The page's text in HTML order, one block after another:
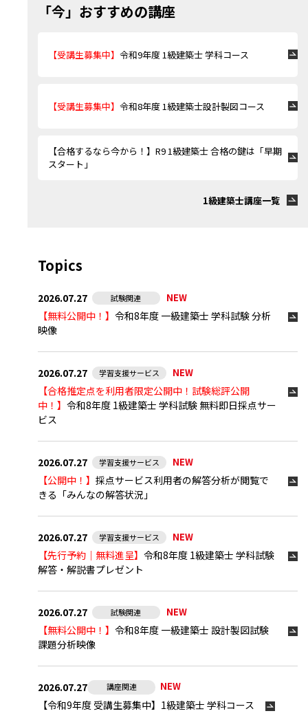
「今」おすすめの講座
【受講生募集中】 令和9年度 1級建築士 学科コース
【受講生募集中】 令和8年度 1級建築士設計製図コース
【合格するなら今から！】R9 1級建築士 合格の鍵は「早期
スタート」
1級建築士講座一覧
Topics
2026.07.27 試験関連 NEW
【無料公開中！】 令和8年度 一級建築士 学科試験 分析
映像
2026.07.27 学習支援サービス NEW
【合格推定点を利用者限定公開中！試験総評公開
中！】 令和8年度 1級建築士 学科試験 無料即日採点サー
ビス
2026.07.27 学習支援サービス NEW
【公開中！】 採点サービス利用者の解答分析が閲覧で
きる「みんなの解答状況」
2026.07.27 学習支援サービス NEW
【先行予約｜無料進呈】 令和8年度 1級建築士 学科試験
解答・解説書プレゼント
2026.07.27 試験関連 NEW
【無料公開中！】 令和8年度 一級建築士 設計製図試験
課題分析映像
2026.07.27 講座関連 NEW
【令和9年度 受講生募集中】1級建築士 学科コース